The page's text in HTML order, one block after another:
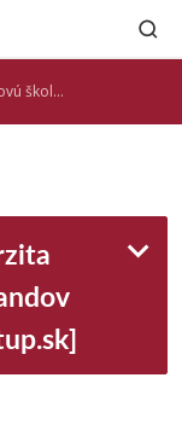
[startitup.sk]